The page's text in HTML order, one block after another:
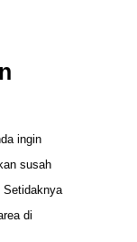
ingin
susah
Setidaknya
di